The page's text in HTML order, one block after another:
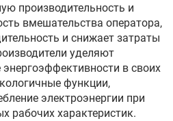
производительность и
вмешательства оператора,
и снижает затраты
уделяют
в своих
функции,
электроэнергии при
рабочих характеристик.